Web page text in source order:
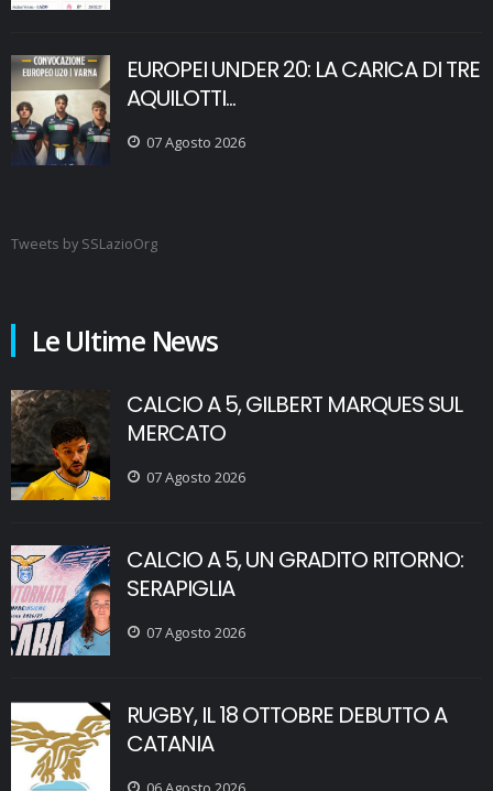
EUROPEI UNDER 20: LA CARICA DI TRE
AQUILOTTI...
07 Agosto 2026
Tweets by SSLazioOrg
Le Ultime News
CALCIO A 5, GILBERT MARQUES SUL
MERCATO
07 Agosto 2026
CALCIO A 5, UN GRADITO RITORNO:
SERAPIGLIA
07 Agosto 2026
RUGBY, IL 18 OTTOBRE DEBUTTO A
CATANIA